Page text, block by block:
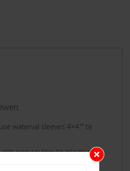
waterval sleeves 4×4″” te
om een review te plaatsen.